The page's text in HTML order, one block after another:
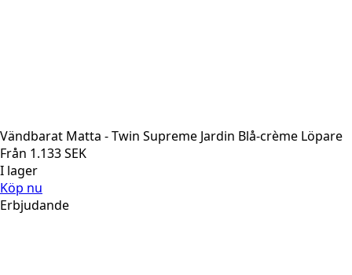
Vändbarat Matta - Twin Supreme Jardin Blå-crème Löpare
Från 1.133SEK
I lager
Köp nu
Erbjudande